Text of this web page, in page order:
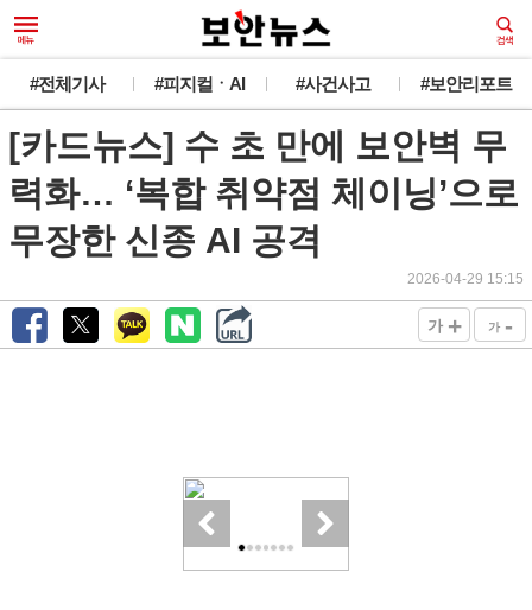
#전체기사 #피지컬ㆍAI #사건사고 #보안리포트
[카드뉴스] 수 초 만에 보안벽 무
력화… ‘복합 취약점 체이닝’으로
무장한 신종 AI 공격
2026-04-29 15:15
가 + 가 -